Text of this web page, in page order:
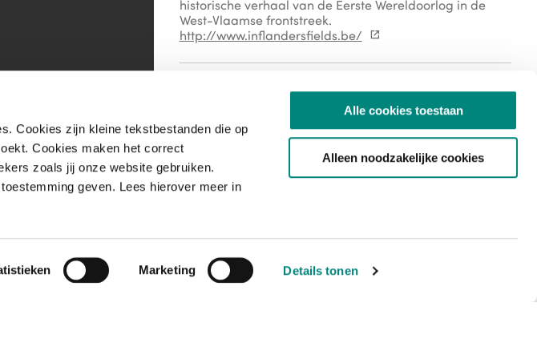
Cookies zijn kleine tekstbestanden die op
Cookies maken het correct
zoals jij onze website gebruiken.
geven. Lees hierover meer in
Marketing Details tonen
Alle cookies toestaan
Alleen noodzakelijke cookies
historische verhaal van de Eerste Wereldoorlog in de
West-Vlaamse frontstreek.
http://www.inflandersfields.be/
external
copyright-undetermined Auteursrechtelijke bescherming niet bepaald
Bestandstype